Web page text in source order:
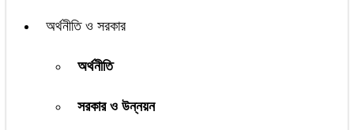
অর্থনীতি ও সরকার
অর্থনীতি
সরকার ও উন্নয়ন